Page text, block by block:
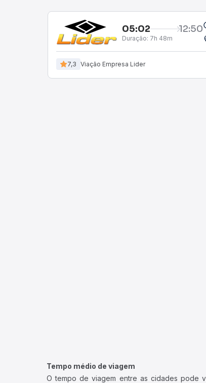
05:02 12:50
Duração: 7h 48m
7,3 Viação Empresa Lider
Tempo médio de viagem
O tempo de viagem entre as cidades pode